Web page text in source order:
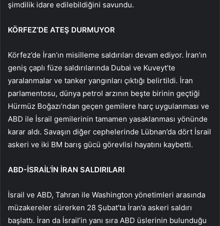
şimdilik idare edilebildiğini savundu.
KÖRFEZ’DE ATEŞ DURMUYOR
Körfez’de İran’ın misilleme saldırıları devam ediyor. İran’ın
geniş çaplı füze saldırılarında Dubai ve Kuveyt’te
yaralanmalar ve tanker yangınları çıktığı belirtildi. İran
parlamentosu, dünya petrol arzının beşte birinin geçtiği
Hürmüz Boğazı’ndan geçen gemilere harç uygulanması ve
ABD ile İsrail gemilerinin tamamen yasaklanması yönünde
karar aldı. Savaşın diğer cephelerinde Lübnan’da dört İsrail
askeri ve iki BM barış gücü görevlisi hayatını kaybetti.
ABD-İSRAİL’İN İRAN SALDIRILARI
İsrail ve ABD, Tahran ile Washington yönetimleri arasında
müzakereler sürerken 28 Şubat’ta İran’a askeri saldırı
başlattı. İran da İsrail’in yanı sıra ABD üslerinin bulunduğu